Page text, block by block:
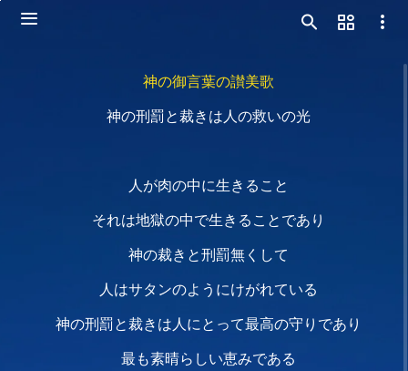
神の御言葉の讃美歌
神の刑罰と裁きは人の救いの光
人が肉の中に生きること
それは地獄の中で生きることであり
神の裁きと刑罰無くして
人はサタンのようにけがれている
神の刑罰と裁きは人にとって最高の守りであり
最も素晴らしい恵みである